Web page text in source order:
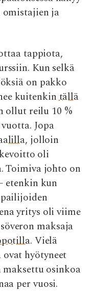
omistajien ja
tappiota,
Kun selkä
on pakko
kuitenkintällä
ollut reilu 10 %
Jopa
, jolloin
oli
Toimiva johto on
etenkin kun
yritys oli viime
maksaja
. Vielä
hyötyneet
osinkoa
per vuosi.